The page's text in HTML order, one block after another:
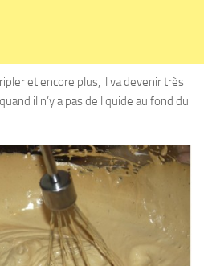
et encore plus, il va devenir très
il n’y a pas de liquide au fond du